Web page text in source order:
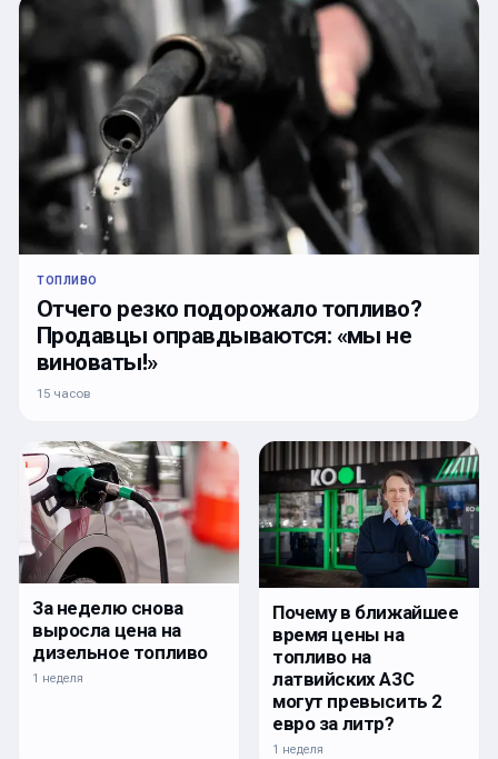
ТОПЛИВО
Отчего резко подорожало топливо?
Продавцы оправдываются: «мы не
виноваты!»
15 часов
За неделю снова
выросла цена на
дизельное топливо
1 неделя
Почему в ближайшее
время цены на
топливо на
латвийских АЗС
могут превысить 2
евро за литр?
1 неделя